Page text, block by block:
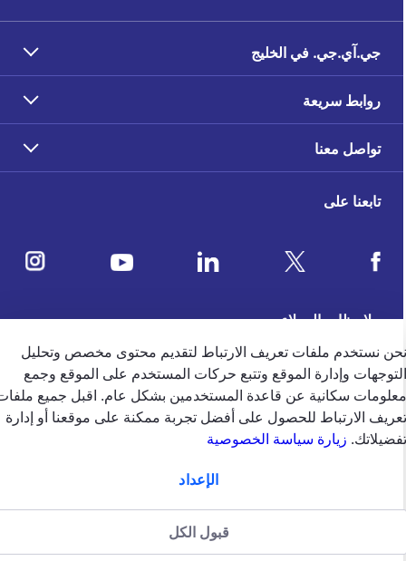
تابعنا على
ملاحظات العملاء
4.5/5
وفقًا لتقييم 39650 وفقًا
جي.آي.جي. في الخليج
روابط سريعة
تواصل معنا
سياسة الخصوصية
سياسة الخصوصية (جميع الحقوق
نستخدم ملفات تعريف الارتباط لتقديم محتوى مخصص وتحليل
وإدارة الموقع وتتبع حركات المستخدم على الموقع وجمع
سكانية عن قاعدة المستخدمين بشكل عام. اقبل جميع
الارتباط للحصول على أفضل تجربة ممكنة على موقعنا أو إدارة
زيارة سياسة الخصوصية
الإعداد
قبول الكل